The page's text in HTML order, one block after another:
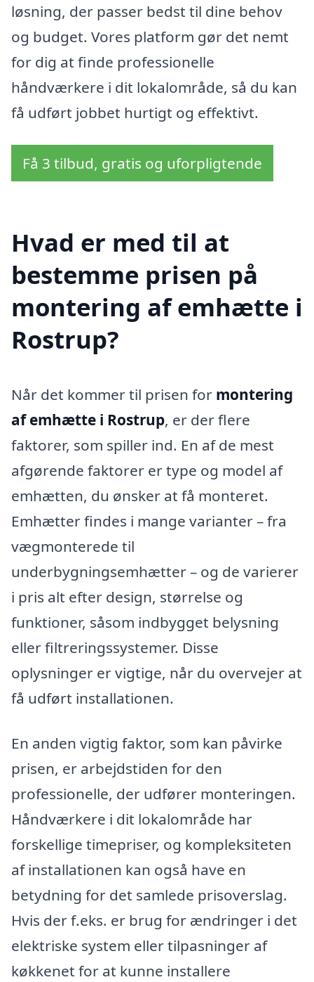
løsning, der passer bedst til dine behov
og budget. Vores platform gør det nemt
for dig at finde professionelle
håndværkere i dit lokalområde, så du kan
få udført jobbet hurtigt og effektivt.
Få 3 tilbud, gratis og uforpligtende
Hvad er med til at
bestemme prisen på
montering af emhætte i
Rostrup?
Når det kommer til prisen for montering
af emhætte i Rostrup, er der flere
faktorer, som spiller ind. En af de mest
afgørende faktorer er type og model af
emhætten, du ønsker at få monteret.
Emhætter findes i mange varianter – fra
vægmonterede til
underbygningsemhætter – og de varierer
i pris alt efter design, størrelse og
funktioner, såsom indbygget belysning
eller filtreringssystemer. Disse
oplysninger er vigtige, når du overvejer at
få udført installationen.
En anden vigtig faktor, som kan påvirke
prisen, er arbejdstiden for den
professionelle, der udfører monteringen.
Håndværkere i dit lokalområde har
forskellige timepriser, og kompleksiteten
af installationen kan også have en
betydning for det samlede prisoverslag.
Hvis der f.eks. er brug for ændringer i det
elektriske system eller tilpasninger af
køkkenet for at kunne installere